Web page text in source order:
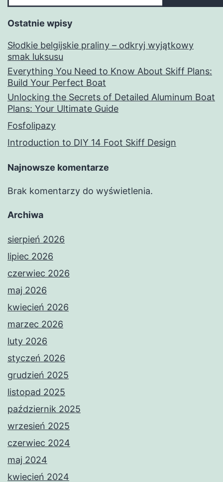
Ostatnie wpisy
Słodkie belgijskie praliny – odkryj wyjątkowy
smak luksusu
Everything You Need to Know About Skiff Plans:
Build Your Perfect Boat
Unlocking the Secrets of Detailed Aluminum Boat
Plans: Your Ultimate Guide
Fosfolipazy
Introduction to DIY 14 Foot Skiff Design
Najnowsze komentarze
Brak komentarzy do wyświetlenia.
Archiwa
sierpień 2026
lipiec 2026
czerwiec 2026
maj 2026
kwiecień 2026
marzec 2026
luty 2026
styczeń 2026
grudzień 2025
listopad 2025
październik 2025
wrzesień 2025
czerwiec 2024
maj 2024
kwiecień 2024